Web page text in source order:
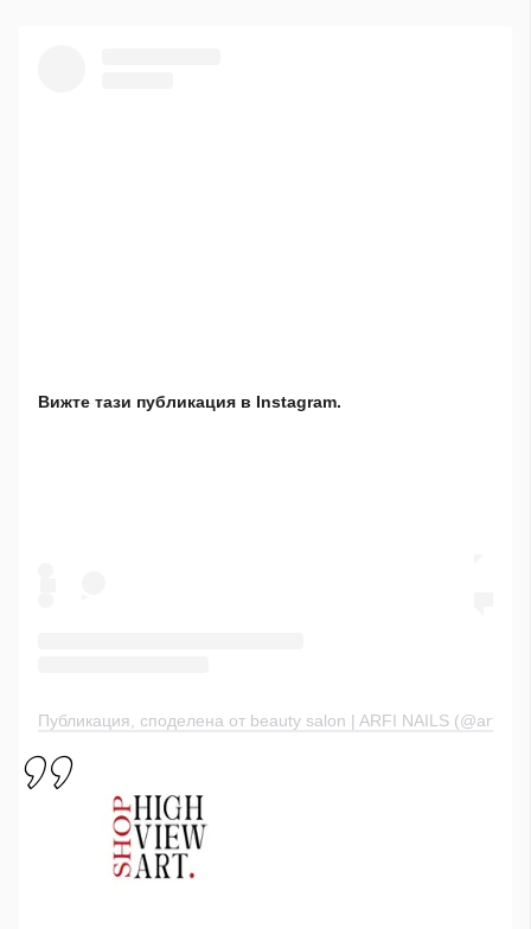
Вижте тази публикация в Instagram.
Публикация, споделена от beauty salon | ARFI NAILS